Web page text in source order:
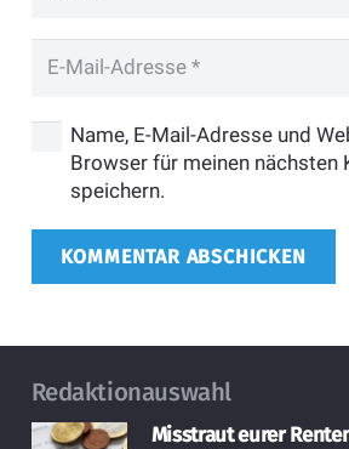
Name, E-Mail-Adresse und
Browser für meinen nächsten
speichern.
KOMMENTAR ABSCHICKEN
Redaktionauswahl
Misstraut eurer